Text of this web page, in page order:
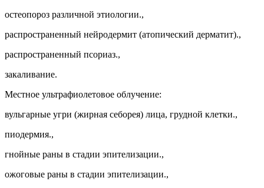
остеопороз различной этиологии.,
распространенный нейродермит (атопический дерматит).,
распространенный псориаз.,
закаливание.
Местное ультрафиолетовое облучение:
вульгарные угри (жирная себорея) лица, грудной клетки.,
пиодермия.,
гнойные раны в стадии эпителизации.,
ожоговые раны в стадии эпителизации.,